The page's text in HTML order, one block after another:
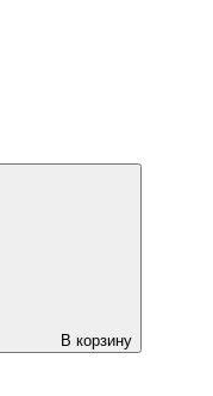
В корзину